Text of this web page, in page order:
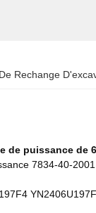
Rechange
de puissance de
7834-40-